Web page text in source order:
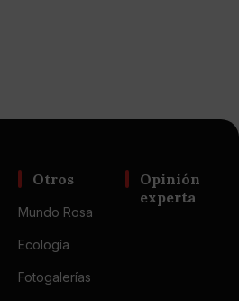
Otros
Mundo Rosa
Ecología
Fotogalerías
Opinión
experta